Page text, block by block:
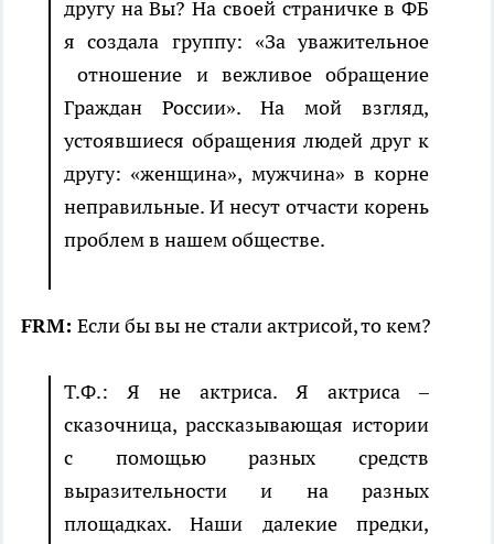
другу на Вы? На своей страничке в ФБ
я создала группу: «За уважительное
отношение и вежливое обращение
Граждан России». На мой взгляд,
устоявшиеся обращения людей друг к
другу: «женщина», мужчина» в корне
неправильные. И несут отчасти корень
проблем в нашем обществе.
FRM: Если бы вы не стали актрисой, то кем?
Т.Ф.: Я не актриса. Я актриса –
сказочница, рассказывающая истории
с помощью разных средств
выразительности и на разных
площадках. Наши далекие предки,